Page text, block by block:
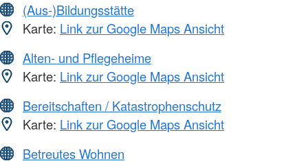
(Aus-)Bildungsstätte
Karte: Link zur Google Maps Ansicht
Alten- und Pflegeheime
Karte: Link zur Google Maps Ansicht
Bereitschaften / Katastrophenschutz
Karte: Link zur Google Maps Ansicht
Betreutes Wohnen